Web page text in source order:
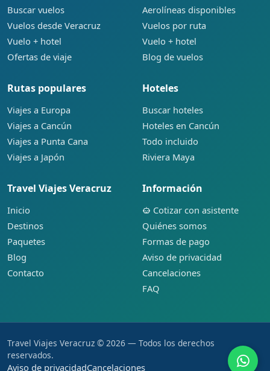
Buscar vuelos
Vuelos desde Veracruz
Vuelo + hotel
Ofertas de viaje
Aerolíneas disponibles
Vuelos por ruta
Vuelo + hotel
Blog de vuelos
Rutas populares
Viajes a Europa
Viajes a Cancún
Viajes a Punta Cana
Viajes a Japón
Hoteles
Buscar hoteles
Hoteles en Cancún
Todo incluido
Riviera Maya
Travel Viajes Veracruz
Inicio
Destinos
Paquetes
Blog
Contacto
Información
Cotizar con asistente
Quiénes somos
Formas de pago
Aviso de privacidad
Cancelaciones
FAQ
Travel Viajes Veracruz © 2026 — Todos los derechos
reservados.
Aviso de privacidadCancelaciones